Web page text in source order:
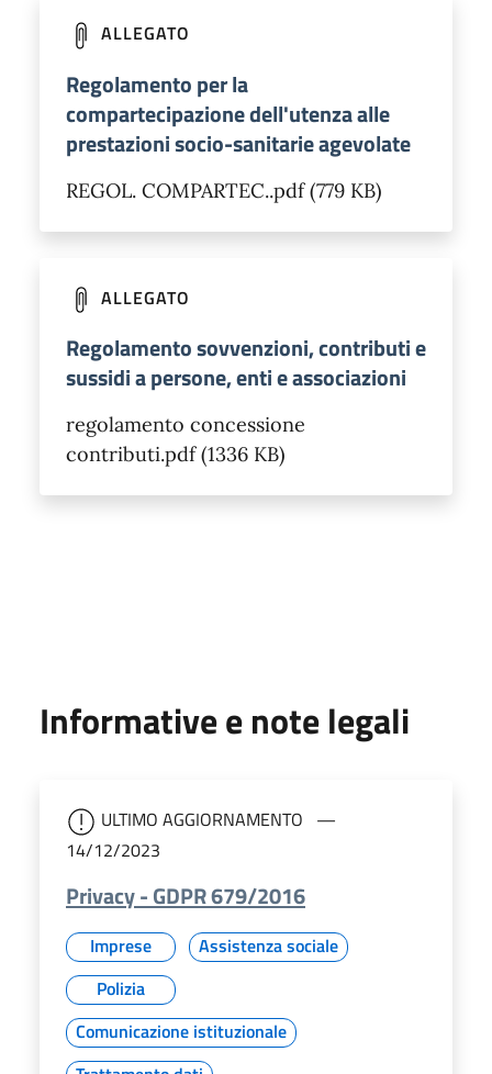
ALLEGATO
Regolamento per la
compartecipazione dell'utenza alle
prestazioni socio-sanitarie agevolate
REGOL. COMPARTEC..pdf (779 KB)
ALLEGATO
Regolamento sovvenzioni, contributi e
sussidi a persone, enti e associazioni
regolamento concessione
contributi.pdf (1336 KB)
Informative e note legali
ULTIMO AGGIORNAMENTO
14/12/2023
Privacy - GDPR 679/2016
Imprese
Assistenza sociale
Polizia
Comunicazione istituzionale